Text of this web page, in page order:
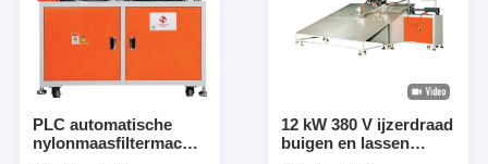
PLC automatische
nylonmaasfiltermachine
12 kW 380 V ijzerdraad
buigen en lassen